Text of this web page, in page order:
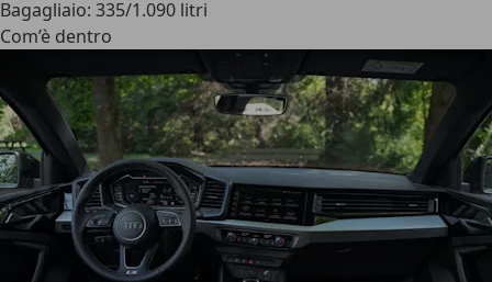
Bagagliaio: 335/1.090 litri
Com’è dentro